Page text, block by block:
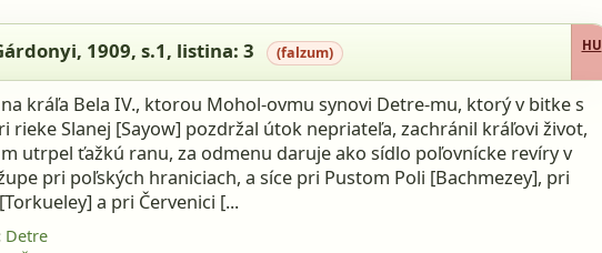
1909, s.1, listina: 3 (falzum)
1909, s.1, listina: 3 (falzum) HU
kráľa Bela IV., ktorou Mohol-ovmu synovi Detre-mu, ktorý v bitke s
rieke Slanej [Sayow] pozdržal útok nepriateľa, zachránil kráľovi život,
utrpel ťažkú ranu, za odmenu daruje ako sídlo poľovnícke revíry v
pri poľských hraniciach, a síce pri Pustom Poli [Bachmezey], pri
a pri Červenici [...
Detre